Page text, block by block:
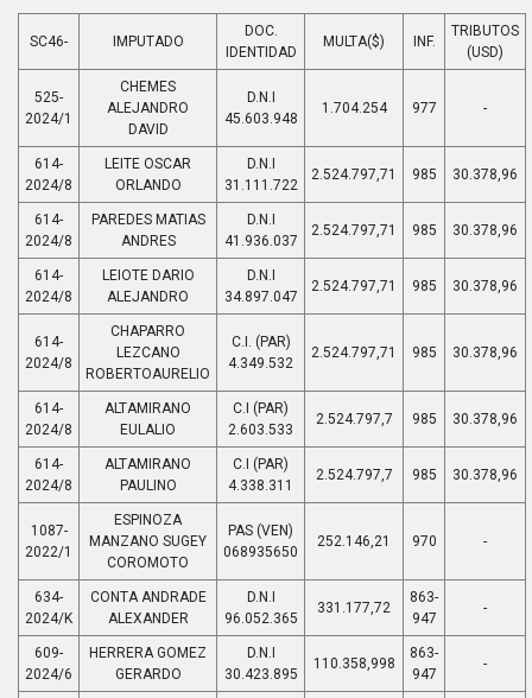
SC46- IMPUTADO
DOC.
IDENTIDAD
MULTA($) INF.
TRIBUTOS
(USD)
525-
2024/1
CHEMES
ALEJANDRO
DAVID
D.N.I
45.603.948
1.704.254 977 -
614-
2024/8
LEITE OSCAR
ORLANDO
D.N.I
31.111.722
2.524.797,71 985 30.378,96
614-
2024/8
PAREDES MATIAS
ANDRES
D.N.I
41.936.037
2.524.797,71 985 30.378,96
614-
2024/8
LEIOTE DARIO
ALEJANDRO
D.N.I
34.897.047
2.524.797,71 985 30.378,96
614-
2024/8
CHAPARRO
LEZCANO
ROBERTOAURELIO
C.I. (PAR)
4.349.532
2.524.797,71 985 30.378,96
614-
2024/8
ALTAMIRANO
EULALIO
C.I (PAR)
2.603.533
2.524.797,7 985 30.378,96
614-
2024/8
ALTAMIRANO
PAULINO
C.I (PAR)
4.338.311
2.524.797,7 985 30.378,96
1087-
2022/1
ESPINOZA
MANZANO SUGEY
COROMOTO
PAS (VEN)
068935650
252.146,21 970 -
634-
2024/K
CONTA ANDRADE
ALEXANDER
D.N.I
96.052.365
331.177,72
863-
947
-
609-
2024/6
HERRERA GOMEZ
GERARDO
D.N.I
30.423.895
110.358,998
863-
947
-